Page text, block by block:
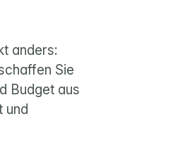
anders:
Sie
Budget aus
und